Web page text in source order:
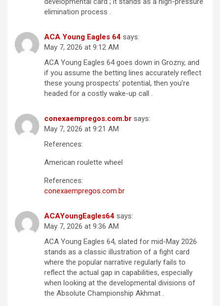
elimination process .
ACA Young Eagles 64 says:
May 7, 2026 at 9:12 AM
ACA Young Eagles 64 goes down in Grozny, and
if you assume the betting lines accurately reflect
these young prospects’ potential, then you’re
headed for a costly wake-up call .
conexaempregos.com.br says:
May 7, 2026 at 9:21 AM
References:
American roulette wheel
References:
conexaempregos.com.br
ACAYoungEagles64 says:
May 7, 2026 at 9:36 AM
ACA Young Eagles 64, slated for mid-May 2026
stands as a classic illustration of a fight card
where the popular narrative regularly fails to
reflect the actual gap in capabilities, especially
when looking at the developmental divisions of
the Absolute Championship Akhmat .